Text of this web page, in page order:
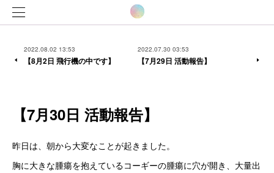
2022.08.02 13:53
【8月2日 飛行機の中です】
2022.07.30 03:53
【7月29日 活動報告】
【7月30日 活動報告】
昨日は、朝から大変なことが起きました。
胸に大きな腫瘍を抱えているコーギーの腫瘍に穴が開き、大量出